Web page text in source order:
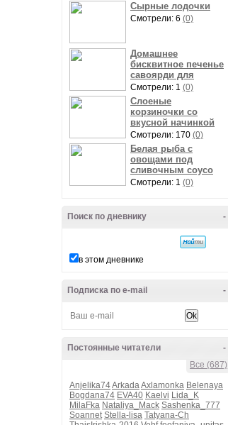
Сырные лодочки
Смотрели: 6 (0)
Домашнее
бисквитное печенье
савоярди для
Смотрели: 1 (0)
Слоеные
корзиночки со
вкусной начинкой
Смотрели: 170 (0)
Белая рыба с
овощами под
сливочным соусо
Смотрели: 1 (0)
-
Поиск по дневнику
в этом дневнике
-
Подписка по e-mail
-
Постоянные читатели
Все (687)
Anjelika74ArkadaAxlamonka Belenaya
Bogdana74 EVA40 Kaelvi Lida_K
MilaFka Nataliya_Mack Sashenka_777
Soannet Stella-lisa Tatyana-Ch